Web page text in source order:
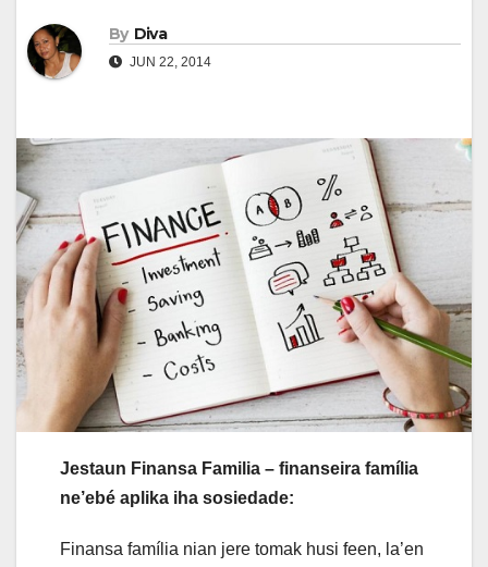
By Diva
JUN 22, 2014
Jestaun Finansa Familia – finanseira família
ne’ebé aplika iha sosiedade:
Finansa família nian jere tomak husi feen, la’en